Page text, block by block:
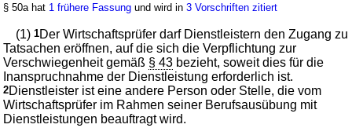
42 weitere Fassungen | wird in 153 Vorschriften zitiert
Dritter Teil Rechte und Pflichten der Wirtschaftsprüfer
§ 50a hat 1 frühere Fassung und wird in3 Vorschriften zitiert
(1)1Der Wirtschaftsprüfer darf Dienstleistern den Zugang zu
Tatsachen eröffnen, auf die sich die Verpflichtung zur
Verschwiegenheit gemäß § 43 bezieht, soweit dies für die
Inanspruchnahme der Dienstleistung erforderlich ist.
2Dienstleister ist eine andere Person oder Stelle, die vom
Wirtschaftsprüfer im Rahmen seiner Berufsausübung mit
Dienstleistungen beauftragt wird.